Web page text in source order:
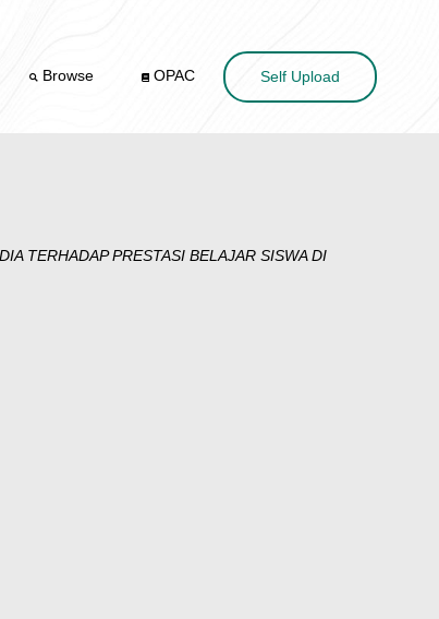
Browse OPAC Self Upload
TERHADAP PRESTASI BELAJAR SISWA DI